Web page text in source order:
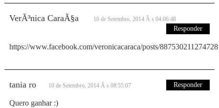
VerÃ³nica CaraÃ§a 10 de Setembro, 2014 Ã s 04:06:48
Responder
https://www.facebook.com/veronicacaraca/posts/887530211274728
tania ro 10 de Setembro, 2014 Ã s 08:55:07 Responder
Quero ganhar :)